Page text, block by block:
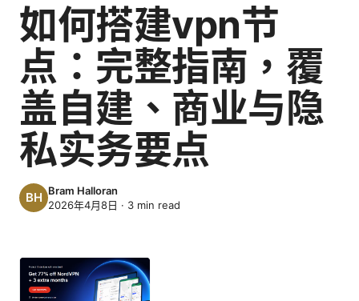
如何搭建vpn节
点：完整指南，覆
盖自建、商业与隐
私实务要点
Bram Halloran
2026年4月8日 · 3 min read